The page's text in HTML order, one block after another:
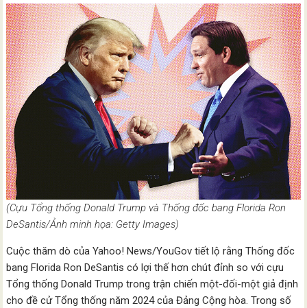
(Cựu Tổng thống Donald Trump và Thống đốc bang Florida Ron
DeSantis/Ảnh minh họa: Getty Images)
Cuộc thăm dò của Yahoo! News/YouGov tiết lộ rằng Thống đốc
bang Florida Ron DeSantis có lợi thế hơn chút đỉnh so với cựu
Tổng thống Donald Trump trong trận chiến một-đối-một giả định
cho đề cử Tổng thống năm 2024 của Đảng Cộng hòa. Trong số